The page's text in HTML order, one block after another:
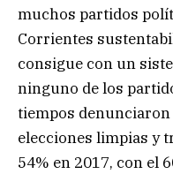
muchos partidos
Corrientes
consigue con un
ninguno de los
tiempos
elecciones limpias y
54% en 2017, con el